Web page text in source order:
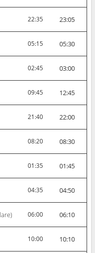
22:35 23:05
05:15 05:30
02:45 03:00
09:45 12:45
21:40 22:00
08:20 08:30
01:35 01:45
04:35 04:50
06:00 06:10
10:00 10:10